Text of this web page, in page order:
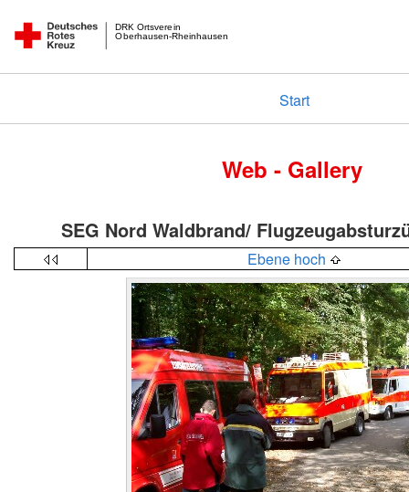
Oberhausen-Rheinhausen
DRK Ortsverein
Start
Web - Gallery
SEG Nord Waldbrand/
Ebene hoch